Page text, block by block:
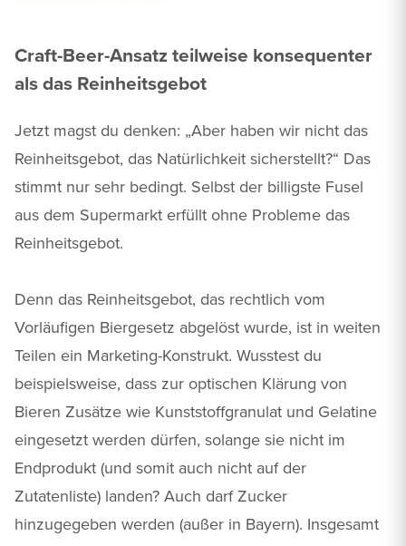
Craft-Beer-Ansatz teilweise konsequenter
als das Reinheitsgebot
Jetzt magst du denken: „Aber haben wir nicht das
Reinheitsgebot, das Natürlichkeit sicherstellt?“ Das
stimmt nur sehr bedingt. Selbst der billigste Fusel
aus dem Supermarkt erfüllt ohne Probleme das
Reinheitsgebot.
Denn das Reinheitsgebot, das rechtlich vom
Vorläufigen Biergesetz abgelöst wurde, ist in weiten
Teilen ein Marketing-Konstrukt. Wusstest du
beispielsweise, dass zur optischen Klärung von
Bieren Zusätze wie Kunststoffgranulat und Gelatine
eingesetzt werden dürfen, solange sie nicht im
Endprodukt (und somit auch nicht auf der
Zutatenliste) landen? Auch darf Zucker
hinzugegeben werden (außer in Bayern). Insgesamt